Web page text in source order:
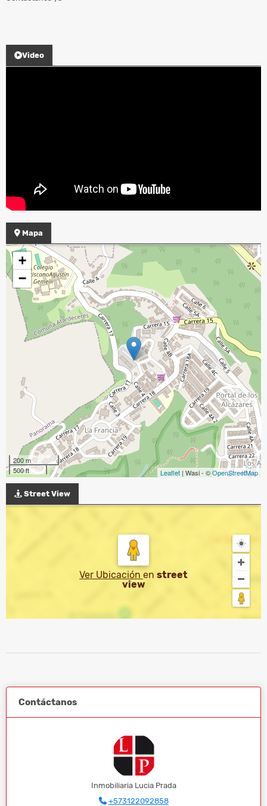
Video
Mapa
+
−
200 m
500 ft
Leaflet | Wasi - ©OpenStreetMap
Street View
Ver Ubicación en street
view
Contáctanos
Inmobiliaria Lucia Prada
+573122092858